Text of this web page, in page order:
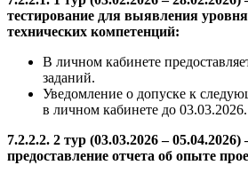
тестирование для выявления
технических компетенций:
В личном кабинете
заданий.
Уведомление о допуске к
в личном кабинете до 03.03.2026.
7.2.2.2. 2 тур (03.03.2026 – 05.04.2026)
предоставление отчета об опыте